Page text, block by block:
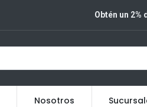
Obtén un
Nosotros